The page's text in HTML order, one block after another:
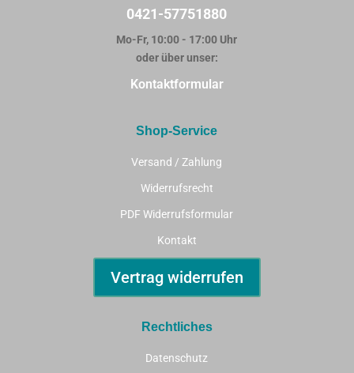
0421-57751880
Mo-Fr, 10:00 - 17:00 Uhr
oder über unser:
Kontaktformular
Shop-Service
Versand / Zahlung
Widerrufsrecht
PDF Widerrufsformular
Kontakt
Vertrag widerrufen
Rechtliches
Datenschutz